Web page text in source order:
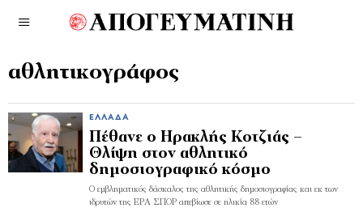
αθλητικογράφος
ΕΛΛΆΔΑ
Πέθανε ο Ηρακλής Κοτζιάς –
Θλίψη στον αθλητικό
δημοσιογραφικό κόσμο
Ο εμβληματικός δάσκαλος της αθλητικής δημοσιογραφίας και εκ των
ιδρυτών της ΕΡΑ ΣΠΟΡ απεβίωσε σε ηλικία 88 ετών